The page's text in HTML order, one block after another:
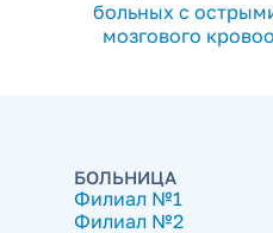
больных с
мозгового
БОЛЬНИЦА
Филиал №1
Филиал №2